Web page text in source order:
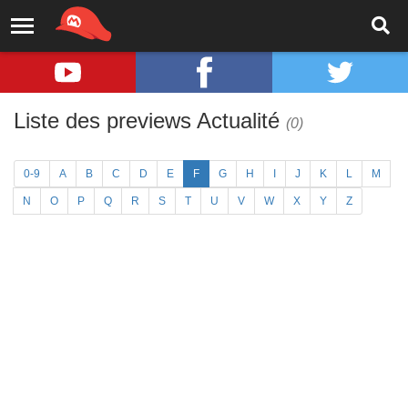
Liste des previews Actualité (0)
0-9 A B C D E F G H J K L M
N O P Q R S T U V W X Y Z